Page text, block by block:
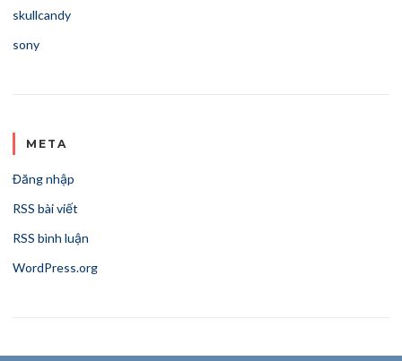
skullcandy
sony
META
Đăng nhập
RSS bài viết
RSS bình luận
WordPress.org